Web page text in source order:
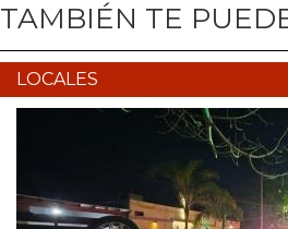
TAMBIÉN TE
LOCALES